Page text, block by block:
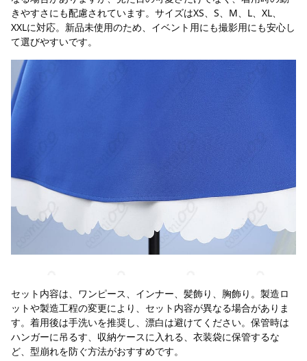
きやすさにも配慮されています。サイズはXS、S、M、L、XL、
XXLに対応。新品未使用のため、イベント用にも撮影用にも安心し
て選びやすいです。
セット内容は、ワンピース、インナー、髪飾り、胸飾り。製造ロ
ットや製造工程の変更により、セット内容が異なる場合がありま
す。着用後は手洗いを推奨し、漂白は避けてください。保管時は
ハンガーに吊るす、収納ケースに入れる、衣装袋に保管するな
ど、型崩れを防ぐ方法がおすすめです。